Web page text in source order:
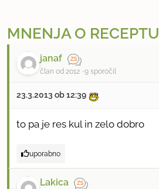
MNENJA O RECEPTU
janaf
član od 2012 9 sporočil
23.3.2013 ob 12:39
to pa je res kul in zelo dobro
uporabno
Lakica